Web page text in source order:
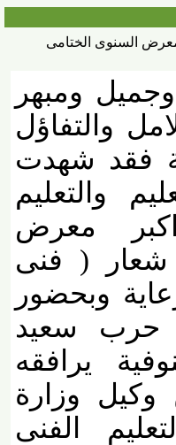
الختامى
ومبهر
فقد شهدت
والتعليم
معرض
( فنى
وبحضور
حرب سعيد
يرافقه
وزارة
الفنى